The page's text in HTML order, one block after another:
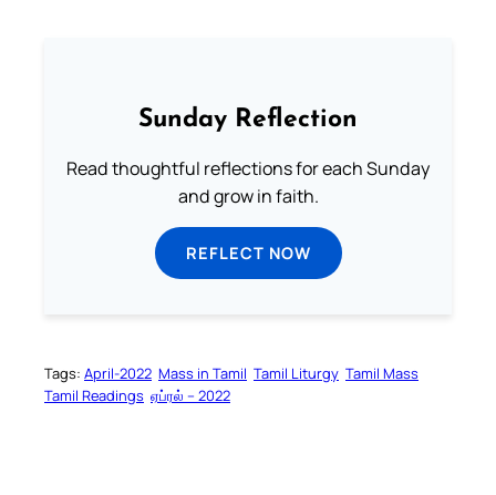
Sunday Reflection
Read thoughtful reflections for each Sunday
and grow in faith.
REFLECT NOW
Tags: April-2022 Mass in Tamil Tamil Liturgy Tamil Mass
Tamil Readings ஏப்ரல் – 2022